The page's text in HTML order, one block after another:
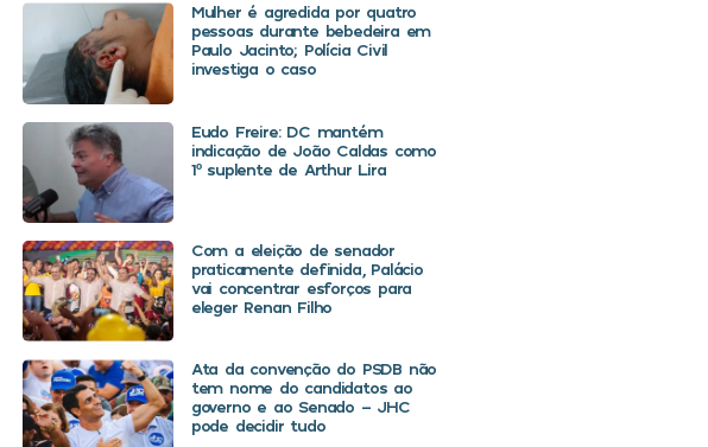
Mulher é agredida por quatro
pessoas durante bebedeira em
Paulo Jacinto; Polícia Civil
investiga o caso
Eudo Freire: DC mantém
indicação de João Caldas como
1º suplente de Arthur Lira
Com a eleição de senador
praticamente definida, Palácio
vai concentrar esforços para
eleger Renan Filho
Ata da convenção do PSDB não
tem nome do candidatos ao
governo e ao Senado – JHC
pode decidir tudo